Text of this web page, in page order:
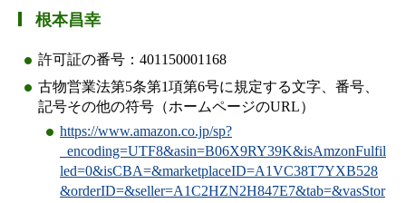
根本昌幸
許可証の番号：401150001168
古物営業法第5条第1項第6号に規定する文字、番号、
記号その他の符号（ホームページのURL）
https://www.amazon.co.jp/sp?
_encoding=UTF8&asin=B06X9RY39K&isAmzonFulfil
led=0&isCBA=&marketplaceID=A1VC38T7YXB528
&orderID=&seller=A1C2HZN2H847E7&tab=&vasStor